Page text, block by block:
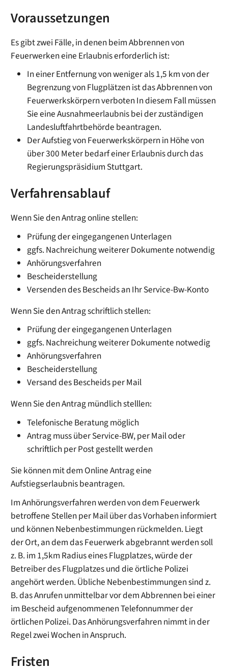
Voraussetzungen
Es gibt zwei Fälle, in denen beim Abbrennen von
Feuerwerken eine Erlaubnis erforderlich ist:
In einer Entfernung von weniger als 1,5 km von der
Begrenzung von Flugplätzen ist das Abbrennen von
Feuerwerkskörpern verboten In diesem Fall müssen
Sie eine Ausnahmeerlaubnis bei der zuständigen
Landesluftfahrtbehörde beantragen.
Der Aufstieg von Feuerwerkskörpern in Höhe von
über 300 Meter bedarf einer Erlaubnis durch das
Regierungspräsidium Stuttgart.
Verfahrensablauf
Wenn Sie den Antrag online stellen:
Prüfung der eingegangenen Unterlagen
ggfs. Nachreichung weiterer Dokumente notwendig
Anhörungsverfahren
Bescheiderstellung
Versenden des Bescheids an Ihr Service-Bw-Konto
Wenn Sie den Antrag schriftlich stellen:
Prüfung der eingegangenen Unterlagen
ggfs. Nachreichung weiterer Dokumente notwedig
Anhörungsverfahren
Bescheiderstellung
Versand des Bescheids per Mail
Wenn Sie den Antrag mündlich stelllen:
Telefonische Beratung möglich
Antrag muss über Service-BW, per Mail oder
schriftlich per Post gestellt werden
Sie können mit dem Online Antrag eine
Aufstiegserlaubnis beantragen.
Im Anhörungsverfahren werden von dem Feuerwerk
betroffene Stellen per Mail über das Vorhaben informiert
und können Nebenbestimmungen rückmelden. Liegt
der Ort, an dem das Feuerwerk abgebrannt werden soll
z. B. im 1,5km Radius eines Flugplatzes, würde der
Betreiber des Flugplatzes und die örtliche Polizei
angehört werden. Übliche Nebenbestimmungen sind z.
B. das Anrufen unmittelbar vor dem Abbrennen bei einer
im Bescheid aufgenommenen Telefonnummer der
örtlichen Polizei. Das Anhörungsverfahren nimmt in der
Regel zwei Wochen in Anspruch.
Fristen